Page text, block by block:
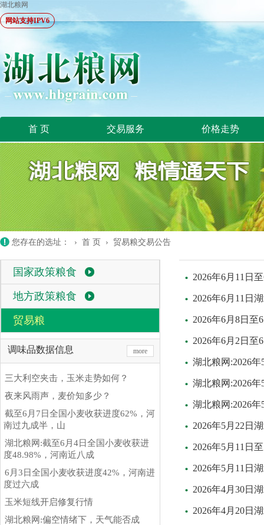
湖北粮网
网站支持IPV6
首 页 交易服务 价格走势
您存在的选址： › 首 页 › 贸易粮交易公告
国家政策粮食
地方政策粮食
贸易粮
调味品数据信息 more
三大利空夹击，玉米走势如何？
夜来风雨声，麦价知多少？
截至6月7日全国小麦收获进度62%，河
南过九成半，山
湖北粮网:截至6月4日全国小麦收获进
度48.98%，河南近八成
6月3日全国小麦收获进度42%，河南进
度过六成
玉米短线开启修复行情
湖北粮网:偏空情绪下，天气能否成
2026年6月11日
2026年6月11日
2026年6月8日
2026年6月2日
湖北粮网:2026
湖北粮网:2026
湖北粮网:2026
2026年5月22日
2026年5月11日
2026年5月11日
2026年4月30日
2026年4月20日